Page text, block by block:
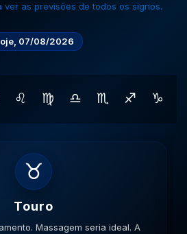
ver as previsões de todos os signos.
07/08/2026
♌ ♍ ♎ ♏ ♐ ♑
♊
Gemeos
Caminhe, corra, pedale. A